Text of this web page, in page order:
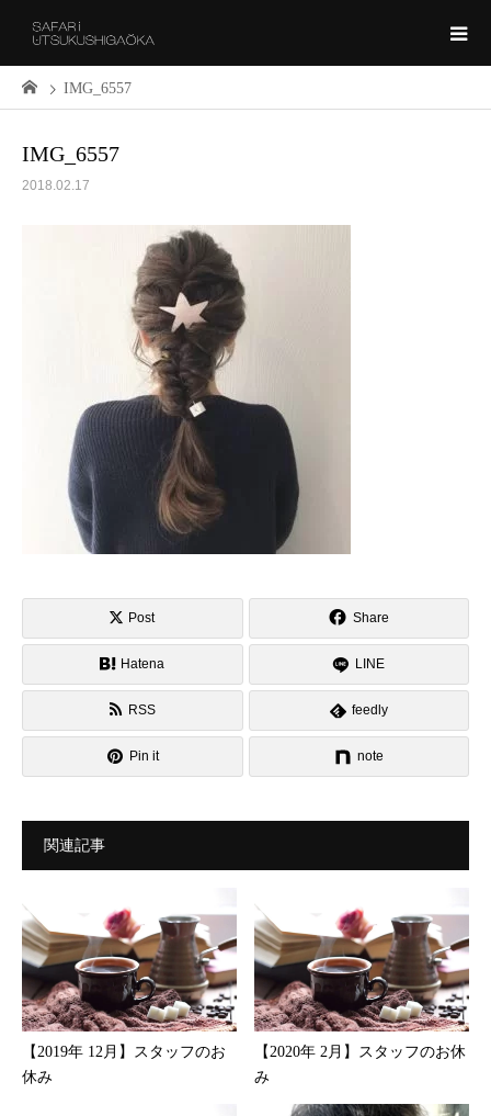
IMG_6557
IMG_6557
2018.02.17
Post Share
Hatena LINE
RSS feedly
Pin it note
関連記事
【2019年 12月】スタッフのお
休み
【2020年 2月】スタッフのお休
み